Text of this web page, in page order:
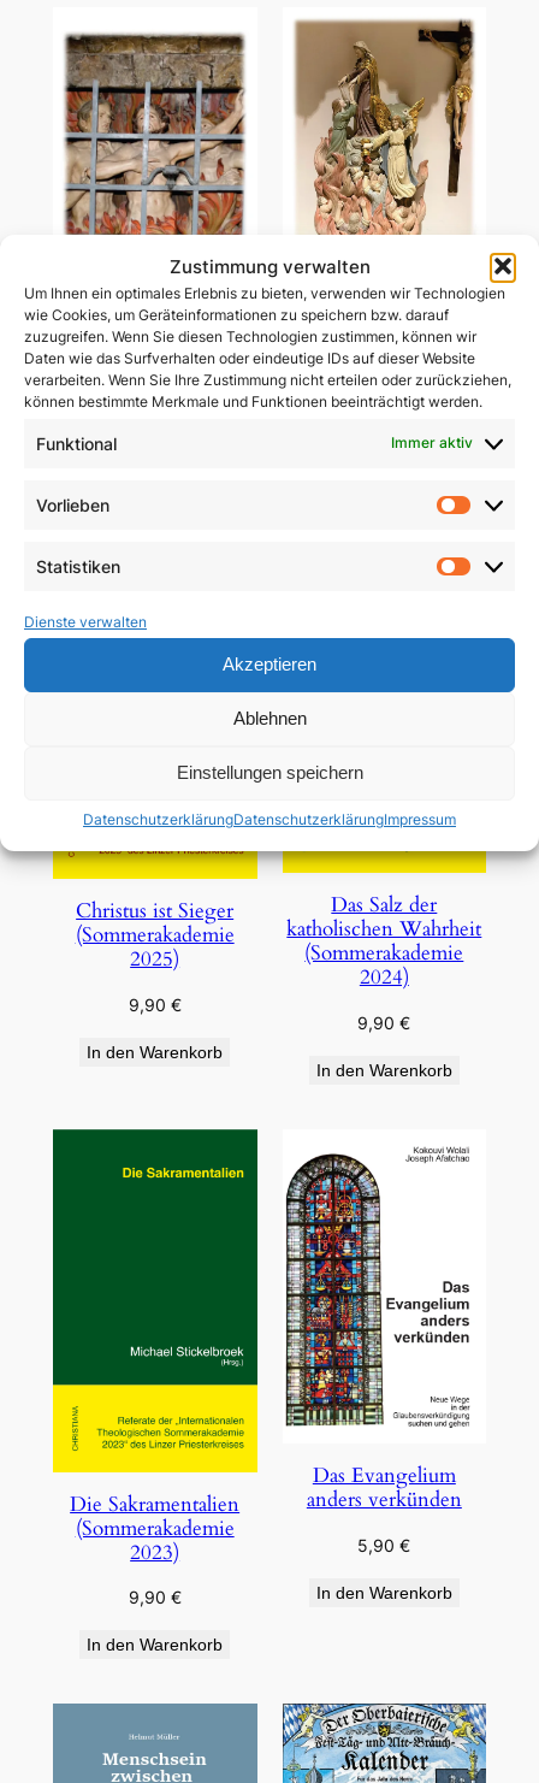
Zustimmung verwalten
Um Ihnen ein optimales Erlebnis zu bieten, verwenden wir Technologien
wie Cookies, um Geräteinformationen zu speichern bzw. darauf
zuzugreifen. Wenn Sie diesen Technologien zustimmen, können wir
Daten wie das Surfverhalten oder eindeutige IDs auf dieser Website
verarbeiten. Wenn Sie Ihre Zustimmung nicht erteilen oder zurückziehen,
können bestimmte Merkmale und Funktionen beeinträchtigt werden.
Funktional Immer aktiv
Vorlieben
Statistiken
Dienste verwalten
Akzeptieren
Ablehnen
Einstellungen speichern
DatenschutzerklärungDatenschutzerklärungImpressum
Ablass-Gebetsbildchen
(Motiv C: Dießen)
5,00€
Ablass-Gebetsbildchen
(Motiv D: Maria
Vesperbild)
Christus ist Sieger
(Sommerakademie
2025)
9,90 €
In den Warenkorb
Das Salz der
katholischen Wahrheit
(Sommerakademie
2024)
9,90€
In den Warenkorb
Die Sakramentalien
(Sommerakademie
2023)
9,90 €
In den Warenkorb
Das Evangelium
anders verkünden
5,90€
In den Warenkorb